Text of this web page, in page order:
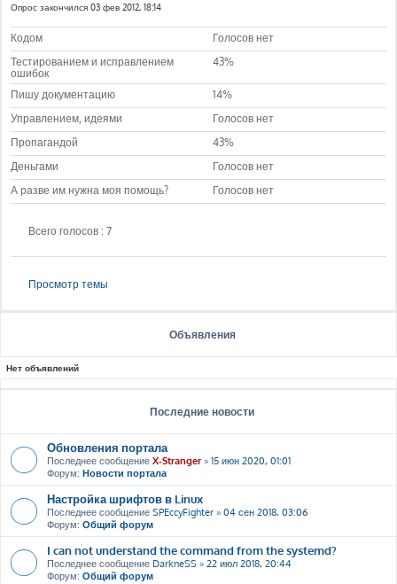
Опрос закончился 03 фев 2012, 18:14
Кодом
Голосов нет
Тестированием и исправлением
ошибок
43%
Пишу документацию
14%
Управлением, идеями
Голосов нет
Пропагандой
43%
Деньгами
Голосов нет
А разве им нужна моя помощь?
Голосов нет
Всего голосов : 7
Просмотр темы
Объявления
Нет объявлений
Последние новости
Обновления портала
Последнее сообщение X-Stranger» 15 июн 2020, 01:01
Форум: Новости портала
Настройка шрифтов в Linux
Последнее сообщение SPEccyFighter » 04 сен 2018, 03:06
Форум: Общий форум
I can not understand the command from the systemd?
Последнее сообщение DarkneSS » 22 июл 2018, 20:44
Форум: Общий форум